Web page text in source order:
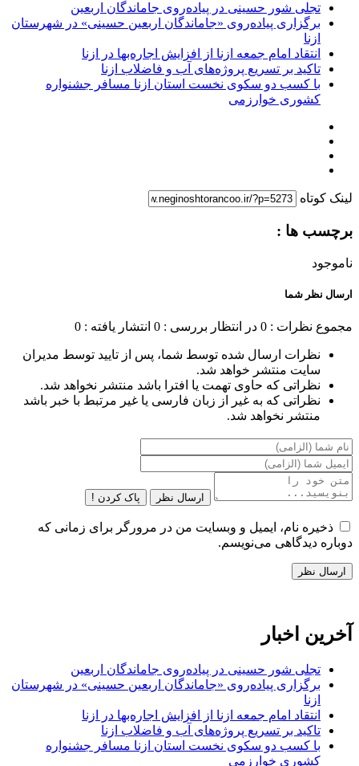
تجلی شور حسینی در پیاده‌روی جاماندگان اربعین
برگزاری پیاده‌روی «جاماندگان اربعین حسینی» در شهرستان
ازنا
انتقاد امام جمعه ازنا از افزایش اجاره‌بها در ازنا
تاکید بر تسریع پروژه‌های آب و فاضلاب ازنا
با کسب دو سکوی نخست استان ازنا مسافر جشنواره
کشوری خوارزمی
لینک کوتاه
برچسب ها :
ناموجود
ارسال نظر شما
مجموع نظرات : 0 در انتظار بررسی : 0 انتشار یافته : 0
نظرات ارسال شده توسط شما، پس از تایید توسط مدیران
سایت منتشر خواهد شد.
نظراتی که حاوی تهمت یا افترا باشد منتشر نخواهد شد.
نظراتی که به غیر از زبان فارسی یا غیر مرتبط با خبر باشد
منتشر نخواهد شد.
ارسال نظر پاک کردن !
ذخیره نام، ایمیل و وبسایت من در مرورگر برای زمانی که
دوباره دیدگاهی می‌نویسم.
آخرین اخبار
تجلی شور حسینی در پیاده‌روی جاماندگان اربعین
برگزاری پیاده‌روی «جاماندگان اربعین حسینی» در شهرستان
ازنا
انتقاد امام جمعه ازنا از افزایش اجاره‌بها در ازنا
تاکید بر تسریع پروژه‌های آب و فاضلاب ازنا
با کسب دو سکوی نخست استان ازنا مسافر جشنواره
کشوری خوارزمی